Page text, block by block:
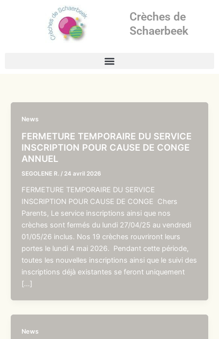
Crèches de
Schaerbeek
News
FERMETURE TEMPORAIRE DU SERVICE
INSCRIPTION POUR CAUSE DE CONGE
ANNUEL
SEGOLENE R. / 24 avril 2026
FERMETURE TEMPORAIRE DU SERVICE
INSCRIPTION POUR CAUSE DE CONGE Chers
Parents, Le service inscriptions ainsi que nos
crèches sont fermés du lundi 27/04/25 au vendredi
01/05/26 inclus. Nos 19 crèches rouvriront leurs
portes le lundi 4 mai 2026. Pendant cette période,
toutes les nouvelles inscriptions ainsi que le suivi des
inscriptions déjà existantes se feront uniquement
[…]
News